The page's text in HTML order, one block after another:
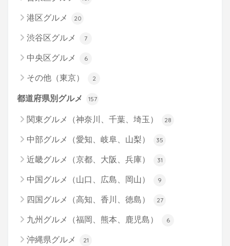
港区グルメ 20
渋谷区グルメ 7
中央区グルメ 6
その他（東京） 2
都道府県別グルメ 157
関東グルメ（神奈川、千葉、埼玉） 28
中部グルメ（愛知、岐阜、山梨） 35
近畿グルメ（京都、大阪、兵庫） 31
中国グルメ（山口、広島、岡山） 9
四国グルメ（高知、香川、徳島） 27
九州グルメ（福岡、熊本、鹿児島） 6
沖縄県グルメ 21